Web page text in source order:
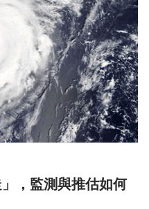
，監測與推估如何